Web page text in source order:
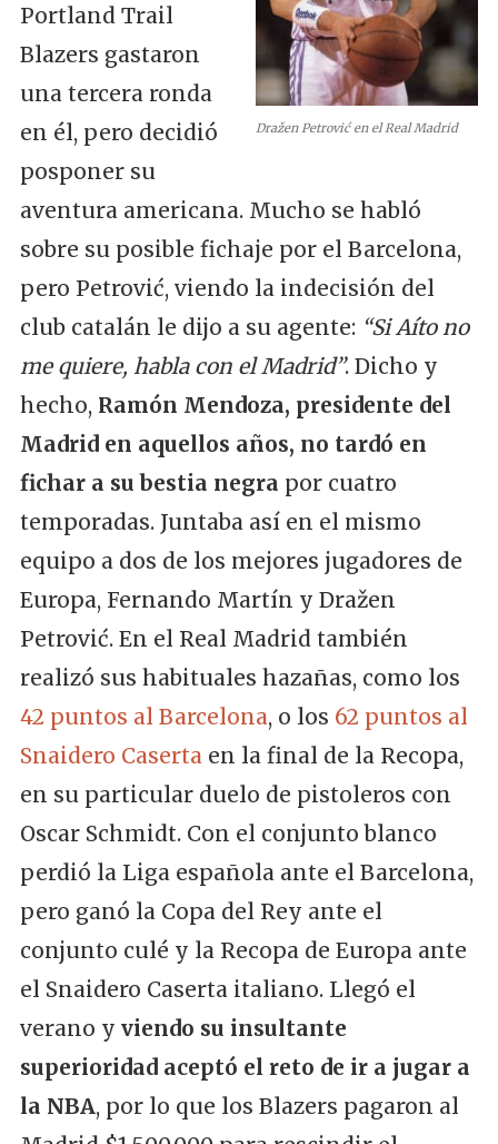
Dražen Petrović en el Real Madrid
Portland Trail
Blazers gastaron
una tercera ronda
en él, pero decidió
posponer su
aventura americana. Mucho se habló
sobre su posible fichaje por el Barcelona,
pero Petrović, viendo la indecisión del
club catalán le dijo a su agente: “Si Aíto no
me quiere, habla con el Madrid”. Dicho y
hecho, Ramón Mendoza, presidente del
Madrid en aquellos años, no tardó en
fichar a su bestia negra por cuatro
temporadas. Juntaba así en el mismo
equipo a dos de los mejores jugadores de
Europa, Fernando Martín y Dražen
Petrović. En el Real Madrid también
realizó sus habituales hazañas, como los
42 puntos al Barcelona, o los 62 puntos al
Snaidero Casertaen la final de la Recopa,
en su particular duelo de pistoleros con
Oscar Schmidt. Con el conjunto blanco
perdió la Liga española ante el Barcelona,
pero ganó la Copa del Rey ante el
conjunto culé y la Recopa de Europa ante
el Snaidero Caserta italiano. Llegó el
verano y viendo su insultante
superioridad aceptó el reto de ir a jugar a
la NBA, por lo que los Blazers pagaron al